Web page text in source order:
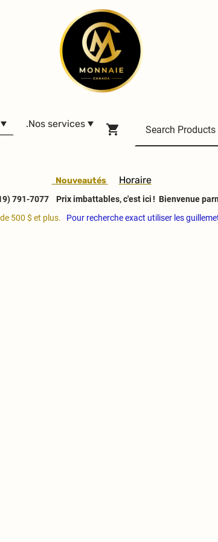
.Nos services
Nouveautés Horaire
791-7077
Prix imbattables, c'est ici ! Bienvenue
500 $ et plus.
Pour recherche exact utiliser les